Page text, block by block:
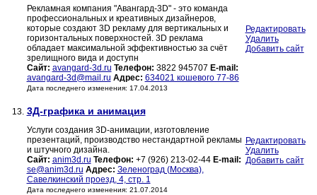
Рекламная компания "Авангард-3D" - это команда
профессиональных и креативных дизайнеров,
которые создают 3D рекламу для вертикальных и
горизонтальных поверхностей. 3D реклама
обладает максимальной эффективностью за счёт
зрелищного вида и доступн
Сайт: avangard-3d.ru Телефон: 3822 945707 E-mail:
avangard-3d@mail.ru Адрес: 634021 кошевого 77-86
Дата последнего изменения: 17.04.2013
Редактировать
Удалить
Добавить сайт
13. 3Д-графика и анимация
Услуги создания 3D-анимации, изготовление
презентаций, производство нестандартной рекламы
и штучного дизайна.
Сайт: anim3d.ru Телефон: +7 (926) 213-02-44 E-mail:
se@anim3d.ru Адрес: Зеленоград (Москва),
Савелкинский проезд, 4, стр. 1
Дата последнего изменения: 21.07.2014
Редактировать
Удалить
Добавить сайт